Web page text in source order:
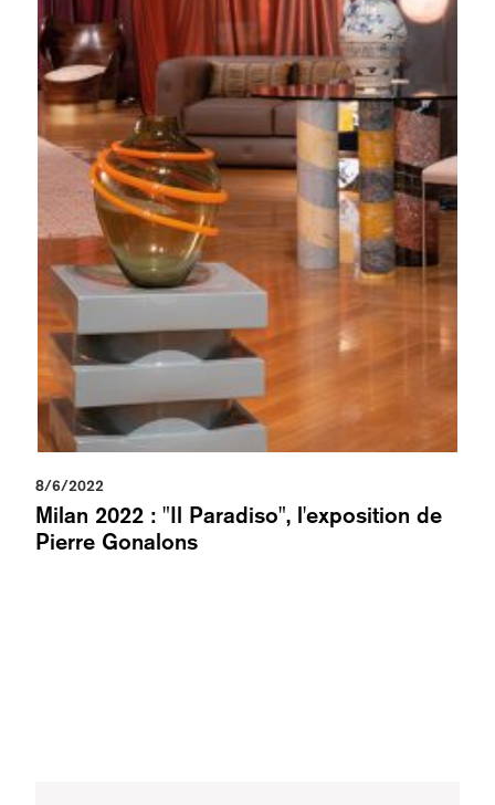
8/6/2022
Milan 2022 : "Il Paradiso", l'exposition de
Pierre Gonalons